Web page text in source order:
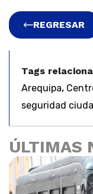
REGRESAR
Tags
Arequipa,
seguridad
ÚLTIMAS